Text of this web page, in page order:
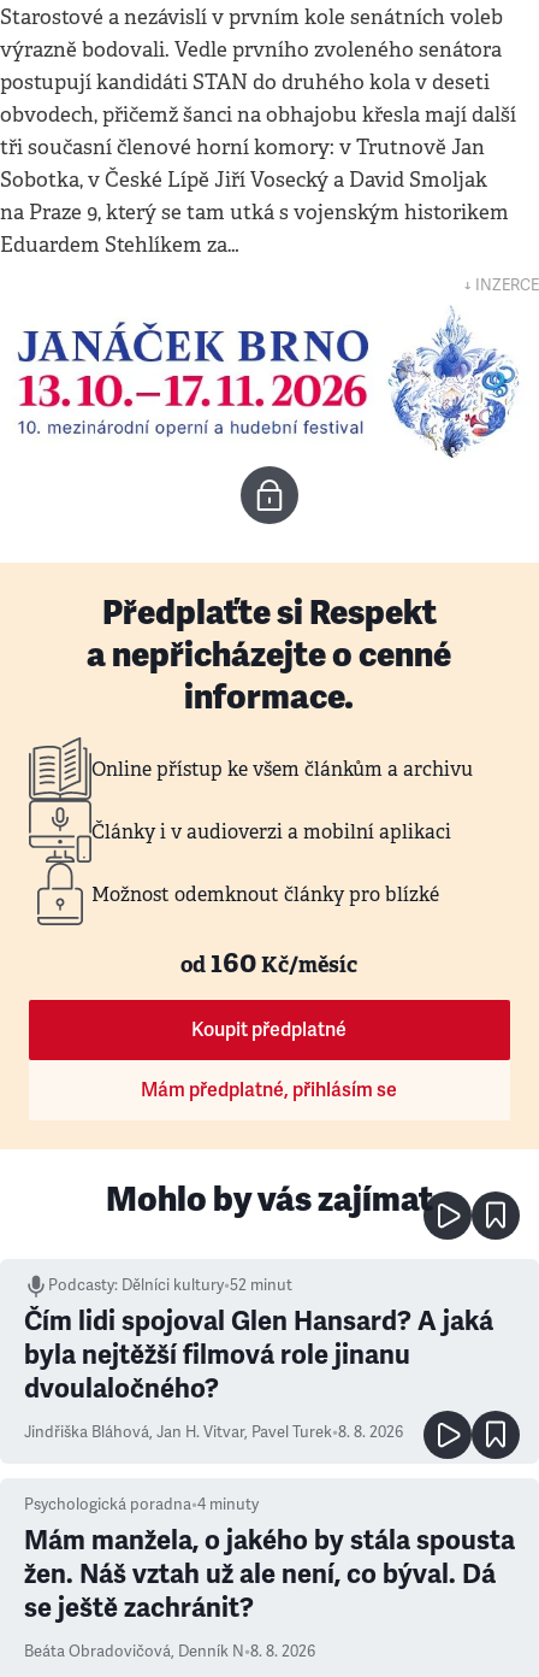
Starostové a nezávislí v prvním kole senátních voleb
výrazně bodovali. Vedle prvního zvoleného senátora
postupují kandidáti STAN do druhého kola v deseti
obvodech, přičemž šanci na obhajobu křesla mají další
tři současní členové horní komory: v Trutnově Jan
Sobotka, v České Lípě Jiří Vosecký a David Smoljak
na Praze 9, který se tam utká s vojenským historikem
Eduardem Stehlíkem za…
↓ INZERCE
Předplaťte si Respekt
a nepřicházejte o cenné
informace.
Online přístup ke všem článkům a archivu
Články i v audioverzi a mobilní aplikaci
Možnost odemknout články pro blízké
od160Kč/měsíc
Koupit předplatné
Mám předplatné, přihlásím se
Mohlo by vás zajímat
Podcasty: Dělníci kultury•52 minut
Čím lidi spojoval Glen Hansard? A jaká
byla nejtěžší filmová role jinanu
dvoulaločného?
Jindřiška Bláhová, Jan H. Vitvar, Pavel Turek•8. 8. 2026
Psychologická poradna•4 minuty
Mám manžela, o jakého by stála spousta
žen. Náš vztah už ale není, co býval. Dá
se ještě zachránit?
Beáta Obradovičová, Denník N•8. 8. 2026